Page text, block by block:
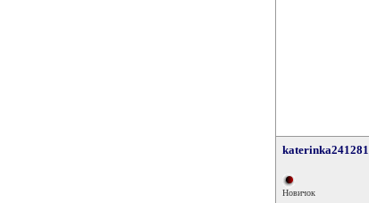
katerinka241281
Новичок